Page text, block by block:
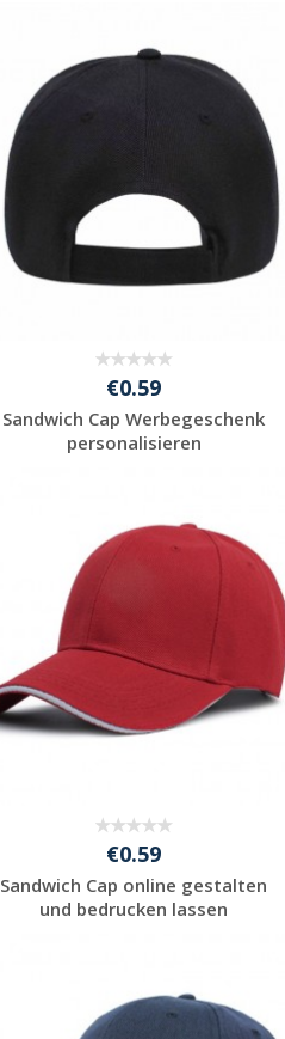
anfordern
€0.59
Sandwich Cap Werbegeschenk
personalisieren
€0.59
Sandwich Cap online gestalten
und bedrucken lassen